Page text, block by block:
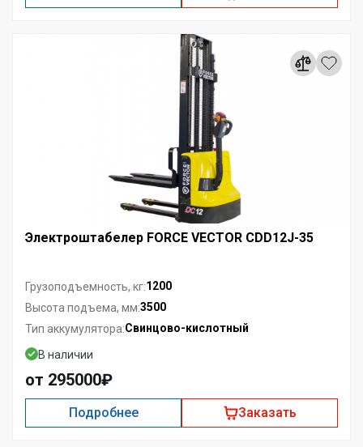
Электроштабелер FORCE VECTOR CDD12J-35
Грузоподъемность, кг:1200
Высота подъема, мм:3500
Тип аккумулятора:Свинцово-кислотный
В наличии
от 295000₽
Подробнее Заказать